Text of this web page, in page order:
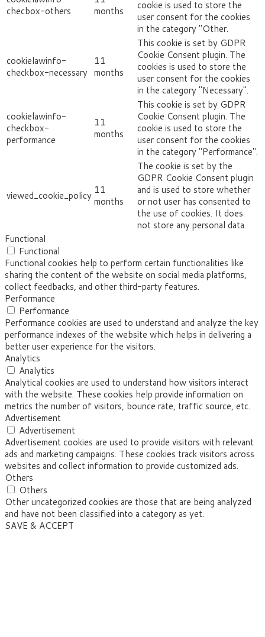
checbox-others
months
cookie is used to store the
user consent for the cookies
in the category "Other.
cookielawinfo-
checkbox-necessary
11
months
This cookie is set by GDPR
Cookie Consent plugin. The
cookies is used to store the
user consent for the cookies
in the category "Necessary".
cookielawinfo-
checkbox-
performance
11
months
This cookie is set by GDPR
Cookie Consent plugin. The
cookie is used to store the
user consent for the cookies
in the category "Performance".
viewed_cookie_policy 11
months
The cookie is set by the
GDPR Cookie Consent plugin
and is used to store whether
or not user has consented to
the use of cookies. It does
not store any personal data.
Functional
Functional
Functional cookies help to perform certain functionalities like
sharing the content of the website on social media platforms,
collect feedbacks, and other third-party features.
Performance
Performance
Performance cookies are used to understand and analyze the key
performance indexes of the website which helps in delivering a
better user experience for the visitors.
Analytics
Analytics
Analytical cookies are used to understand how visitors interact
with the website. These cookies help provide information on
metrics the number of visitors, bounce rate, traffic source, etc.
Advertisement
Advertisement
Advertisement cookies are used to provide visitors with relevant
ads and marketing campaigns. These cookies track visitors across
websites and collect information to provide customized ads.
Others
Others
Other uncategorized cookies are those that are being analyzed
and have not been classified into a category as yet.
SAVE & ACCEPT